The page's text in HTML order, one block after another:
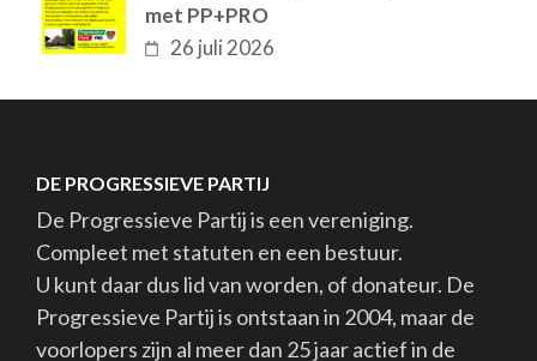
met PP+PRO
26 juli 2026
DE PROGRESSIEVE PARTIJ
De Progressieve Partij is een vereniging.
Compleet met statuten en een bestuur.
U kunt daar dus lid van worden, of donateur. De
Progressieve Partij is ontstaan in 2004, maar de
voorlopers zijn al meer dan 25 jaar actief in de